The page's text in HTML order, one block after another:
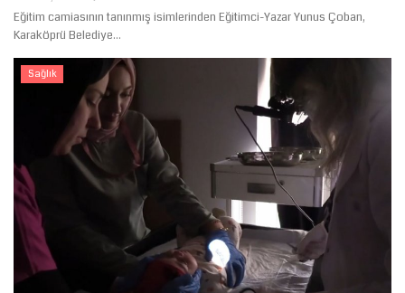
Eğitim camiasının tanınmış isimlerinden Eğitimci-Yazar Yunus Çoban,
Karaköprü Belediye...
Sağlık